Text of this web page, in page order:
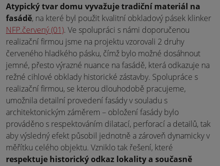
Atypický tvar domu vyvažuje tradiční materiál na
fasádě, na které byl použit kvalitní obkladový pásek klinker
NFP.červený (01). Ve spolupráci s námi doporučenou
realizační firmou jsme na projektu vzorovali 2 druhy
červeného hladkého pásku, čímž bylo možné dosáhnout
jemné, přesto výrazné nuance na fasádě, která odkazuje na
režné cihlové obklady historické zástavby. Spolupráce s
realizační firmou, se kterou dlouhodobě pracujeme,
umožnila detailní provedení fasády v souladu s
architektonickým záměrem – obložení fasády bylo
prováděno s respektováním dilatací, perforací a detailů, tak
aby výsledný efekt působil jednotně a zároveň dynamicky v
měřítku celého objektu. Vzniklo tak řešení, které
respektuje historický odkaz lokality a současně